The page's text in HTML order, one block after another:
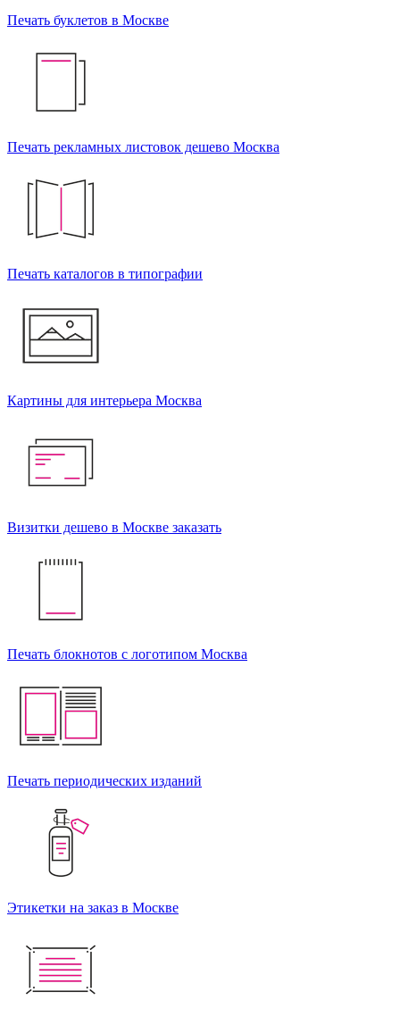
Печать буклетов в Москве
Печать рекламных листовок дешево Москва
Печать каталогов в типографии
Картины для интерьера Москва
Визитки дешево в Москве заказать
Печать блокнотов с логотипом Москва
Печать периодических изданий
Этикетки на заказ в Москве